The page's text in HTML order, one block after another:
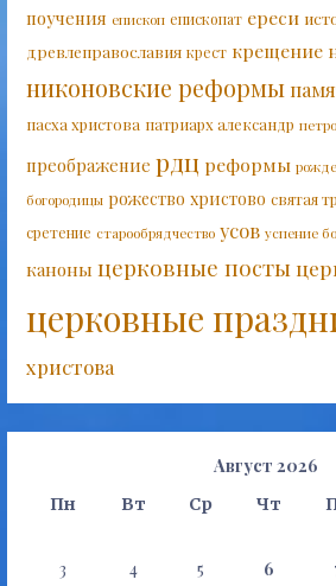
поучения епископ епископат ереси
древлеправославия крест крещение
никоновские реформы
пасха христова патриарх александр
преображение рдц реформы
богородицы рожество христово святая
сретение старообрядчество усов успение
каноны церковные посты
церковные
христова
Август 2026
Пн Вт Ср Чт
3
4 5 6